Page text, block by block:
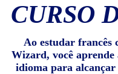
CURSO
Ao estudar francês
Wizard, você
idioma para